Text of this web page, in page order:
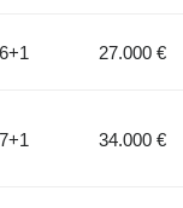
27.000 €
34.000 €